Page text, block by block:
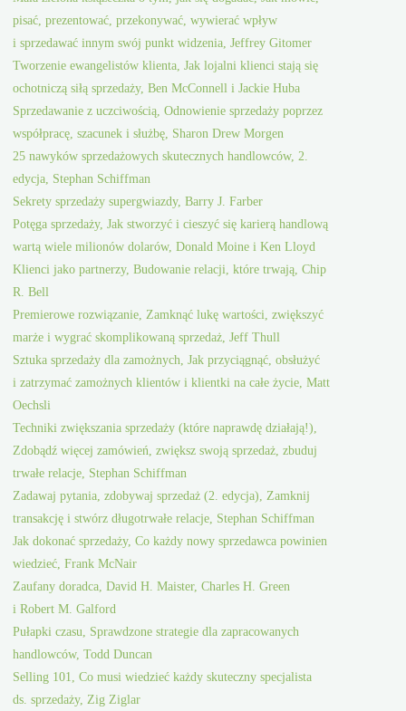
pisać, prezentować, przekonywać, wywierać wpływ
i sprzedawać innym swój punkt widzenia, Jeffrey Gitomer
Tworzenie ewangelistów klienta, Jak lojalni klienci stają się
ochotniczą siłą sprzedaży, Ben McConnell i Jackie Huba
Sprzedawanie z uczciwością, Odnowienie sprzedaży poprzez
współpracę, szacunek i służbę, Sharon Drew Morgen
25 nawyków sprzedażowych skutecznych handlowców, 2.
edycja, Stephan Schiffman
Sekrety sprzedaży supergwiazdy, Barry J. Farber
Potęga sprzedaży, Jak stworzyć i cieszyć się karierą handlową
wartą wiele milionów dolarów, Donald Moine i Ken Lloyd
Klienci jako partnerzy, Budowanie relacji, które trwają, Chip
R. Bell
Premierowe rozwiązanie, Zamknąć lukę wartości, zwiększyć
marże i wygrać skomplikowaną sprzedaż, Jeff Thull
Sztuka sprzedaży dla zamożnych, Jak przyciągnąć, obsłużyć
i zatrzymać zamożnych klientów i klientki na całe życie, Matt
Oechsli
Techniki zwiększania sprzedaży (które naprawdę działają!),
Zdobądź więcej zamówień, zwiększ swoją sprzedaż, zbuduj
trwałe relacje, Stephan Schiffman
Zadawaj pytania, zdobywaj sprzedaż (2. edycja), Zamknij
transakcję i stwórz długotrwałe relacje, Stephan Schiffman
Jak dokonać sprzedaży, Co każdy nowy sprzedawca powinien
wiedzieć, Frank McNair
Zaufany doradca, David H. Maister, Charles H. Green
i Robert M. Galford
Pułapki czasu, Sprawdzone strategie dla zapracowanych
handlowców, Todd Duncan
Selling 101, Co musi wiedzieć każdy skuteczny specjalista
ds. sprzedaży, Zig Ziglar